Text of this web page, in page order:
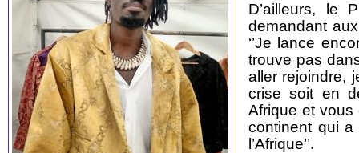
D’ailleurs, le
demandant
‘’Je lance
trouve pas
aller rejoindre,
crise soit en
Afrique et
continent qui a
l’Afrique’’.